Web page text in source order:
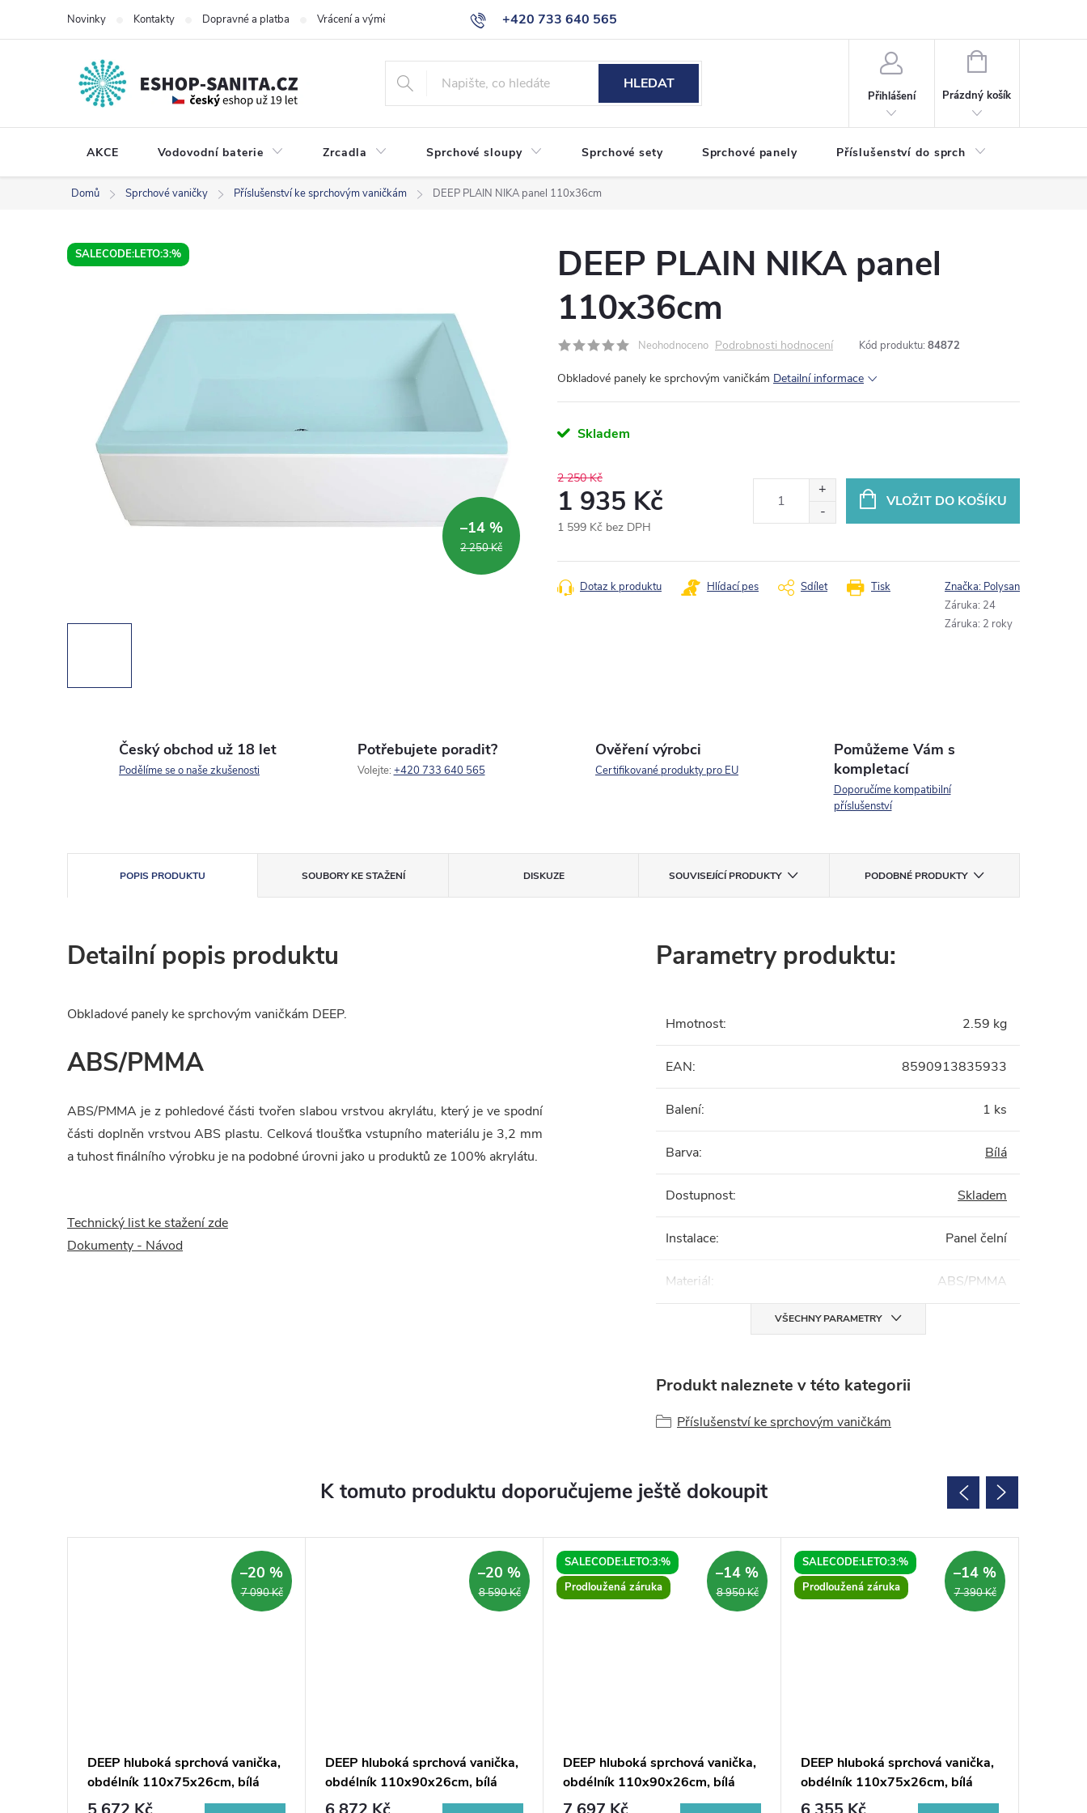
+420 733 640 565
info@eshop-sanita.cz
Novinky Kontakty Dopravné a platba Vrácení a výměna zboží Reklamace Obchodní podmínky
HLEDAT
Přihlášení
NÁKUPNÍ
Prázdný košík
AKCE Vodovodní baterie Zrcadla Sprchové sloupy Sprchové sety Sprchové panely Příslušenství do sprch
Domů Sprchové vaničky Příslušenství ke sprchovým vaničkám DEEP PLAIN NIKA panel 110x36cm
SALECODE:LETO:3:%
2 250 Kč
–14 %
DEEP PLAIN NIKA panel
110x36cm
Neohodnoceno Podrobnosti hodnocení Kód produktu: 84872
Obkladové panely ke sprchovým vaničkám Detailní informace
Skladem
2 250 Kč
1 935 Kč
1 599 Kč bez DPH
cena:
VLOŽIT DO KOŠÍKU
Tisk
Dotaz k produktu Hlídací pes Sdílet Značka: Polysan
Záruka: 24
Záruka: 2 roky
Český obchod už 18 let
Podělíme se o naše zkušenosti
Potřebujete poradit?
Volejte: +420 733 640 565
Ověření výrobci
Certifikované produkty pro EU
Pomůžeme Vám s
kompletací
Doporučíme kompatibilní
příslušenství
POPIS PRODUKTU SOUBORY KE STAŽENÍ DISKUZE SOUVISEJÍCÍ PRODUKTY PODOBNÉ PRODUKTY
Detailní popis produktu
Obkladové panely ke sprchovým vaničkám DEEP.
ABS/PMMA
ABS/PMMA je z pohledové části tvořen slabou vrstvou akrylátu, který je ve spodní
části doplněn vrstvou ABS plastu. Celková tloušťka vstupního materiálu je 3,2 mm
a tuhost finálního výrobku je na podobné úrovni jako u produktů ze 100% akrylátu.
Technický list ke stažení zde
Dokumenty - Návod
Parametry produktu:
Hmotnost: 2.59 kg
EAN: 8590913835933
Balení: 1 ks
Barva: Bílá
Dostupnost: Skladem
Instalace: Panel čelní
Materiál: ABS/PMMA
VŠECHNY PARAMETRY
Produkt naleznete v této kategorii
Příslušenství ke sprchovým vaničkám
K tomuto produktu doporučujeme ještě dokoupit
7 090 Kč
–20 %
DEEP hluboká sprchová vanička,
obdélník 110x75x26cm, bílá
8 590 Kč
–20 %
DEEP hluboká sprchová vanička,
obdélník 110x90x26cm, bílá
SALECODE:LETO:3:%
Prodloužená záruka
8 950 Kč
–14 %
DEEP hluboká sprchová vanička,
obdélník 110x90x26cm, bílá
SALECODE:LETO:3:%
Prodloužená záruka
7 390 Kč
–14 %
DEEP hluboká sprchová vanička,
obdélník 110x75x26cm, bílá